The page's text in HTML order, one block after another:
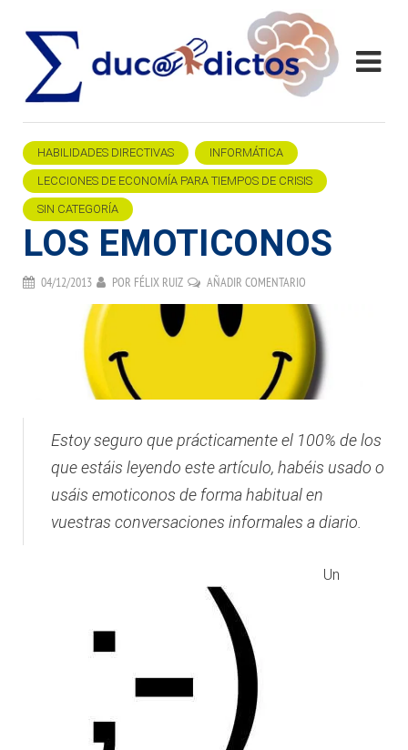
HABILIDADES DIRECTIVAS INFORMÁTICA
LECCIONES DE ECONOMÍA PARA TIEMPOS DE CRISIS
SIN CATEGORÍA
LOS EMOTICONOS
04/12/2013 POR FÉLIX RUIZ AÑADIR COMENTARIO
Estoy seguro que prácticamente el 100% de los
que estáis leyendo este artículo, habéis usado o
usáis emoticonos de forma habitual en
vuestras conversaciones informales a diario.
Un